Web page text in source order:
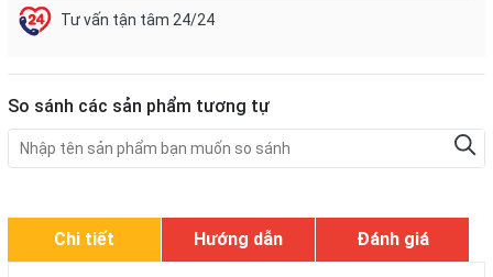
Tư vấn tận tâm 24/24
So sánh các sản phẩm tương tự
Chi tiết Hướng dẫn Đánh giá